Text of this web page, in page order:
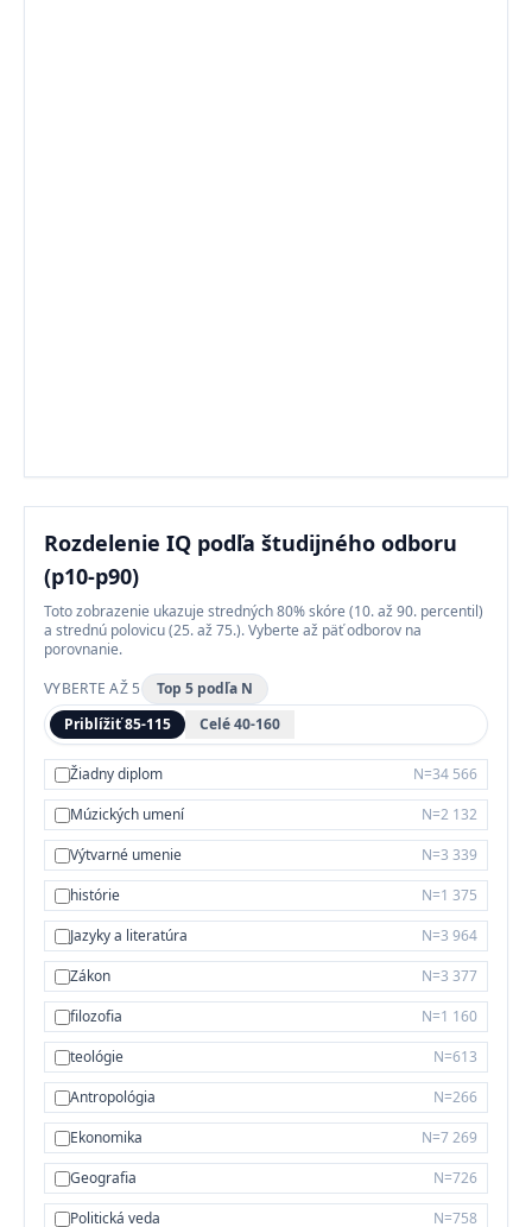
Rozdelenie IQ podľa študijného odboru
(p10-p90)
Toto zobrazenie ukazuje stredných 80% skóre (10. až 90. percentil)
a strednú polovicu (25. až 75.). Vyberte až päť odborov na
porovnanie.
VYBERTE AŽ 5
Top 5 podľa N
Priblížiť 85-115
Celé 40-160
Žiadny diplom
N=34 566
Múzických umení
N=2 132
Výtvarné umenie
N=3 339
histórie
N=1 375
Jazyky a literatúra
N=3 964
Zákon
N=3 377
filozofia
N=1 160
teológie
N=613
Antropológia
N=266
Ekonomika
N=7 269
Geografia
N=726
Politická veda
N=758